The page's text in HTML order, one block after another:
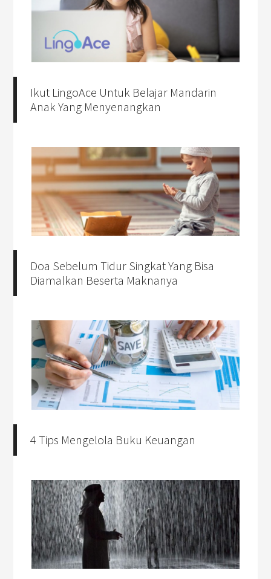
Ikut LingoAce Untuk Belajar Mandarin
Anak Yang Menyenangkan
Doa Sebelum Tidur Singkat Yang Bisa
Diamalkan Beserta Maknanya
4 Tips Mengelola Buku Keuangan